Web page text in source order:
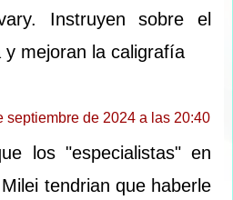
Instruyen sobre el
y mejoran la caligrafía
septiembre de 2024 a las 20:40
los "especialistas" en
tendrian que haberle